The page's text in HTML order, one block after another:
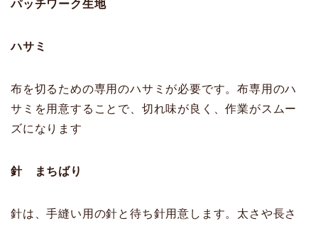
パッチワーク生地
ハサミ
布を切るための専用のハサミが必要です。布専用のハ
サミを用意することで、切れ味が良く、作業がスムー
ズになります
針 まちばり
針は、手縫い用の針と待ち針用意します。太さや長さ